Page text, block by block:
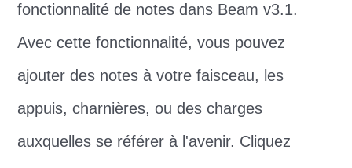
fonctionnalité de notes dans Beam v3.1.
Avec cette fonctionnalité, vous pouvez
ajouter des notes à votre faisceau, les
appuis, charnières, ou des charges
auxquelles se référer à l'avenir. Cliquez